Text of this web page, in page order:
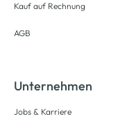
Kauf auf Rechnung
AGB
Unternehmen
Jobs & Karriere